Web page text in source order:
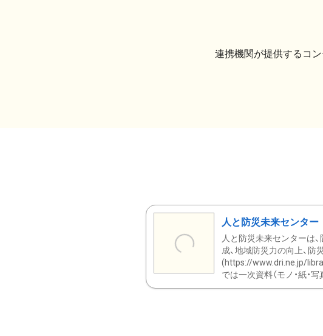
連携機関が提供するコン
人と防災未来センタ
人と防災未来センターは
成、地域防災力の向上、
(https://www.dri.ne.jp/
では一次資料（モノ・紙・写